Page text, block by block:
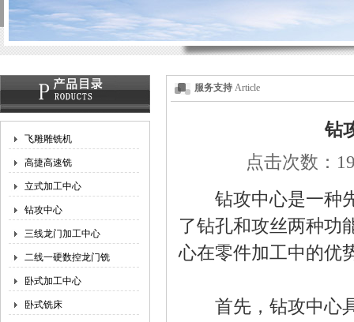
飞雕雕铣机
高捷高速铣
立式加工中心
钻攻中心
三线龙门加工中心
二线一硬数控龙门铣
卧式加工中心
卧式铣床
服务支持 Article
钻
点击次数：
钻攻中心是一种先
了钻孔和攻丝两种功
心在零件加工中的优
首先，钻攻中心具